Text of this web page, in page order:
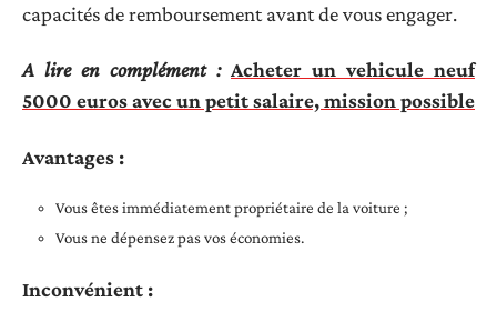
capacités de remboursement avant de vous engager.
A lire en complément : Acheter un vehicule neuf
5000 euros avec un petit salaire, mission possible
Avantages :
Vous êtes immédiatement propriétaire de la voiture ;
Vous ne dépensez pas vos économies.
Inconvénient :